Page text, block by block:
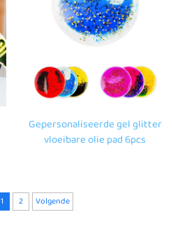
angstverlichting
Gepersonaliseerde gel glitter
vloeibare olie pad 6pcs
1 2 Volgende